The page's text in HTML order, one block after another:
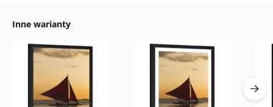
Inne warianty